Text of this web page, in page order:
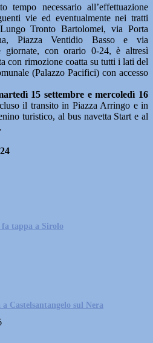
tempo necessario all’effettuazione
vie ed eventualmente nei tratti
Tronto Bartolomei, via Porta
Piazza Ventidio Basso e via
giornate, con orario 0-24, è altresì
con rimozione coatta su tutti i lati del
(Palazzo Pacifici) con accesso
15 settembre e mercoledì 16
il transito in Piazza Arringo e in
turistico, al bus navetta Start e al
tappa a Sirolo
Castelsantangelo sul Nera